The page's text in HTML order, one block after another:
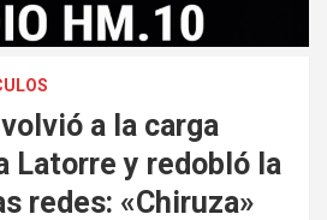
a la carga
Latorre y redobló la
redes: «Chiruza»